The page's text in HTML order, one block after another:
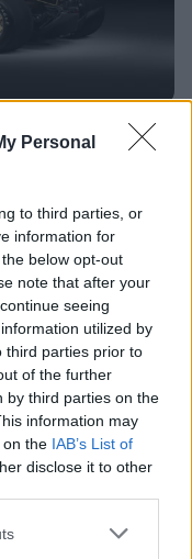
Personal
to third parties, or
information for
below opt-out
note that after your
seeing
utilized by
third parties prior to
of the further
by third parties on the
information may
on the IAB’s List of
disclose it to other
or more Google